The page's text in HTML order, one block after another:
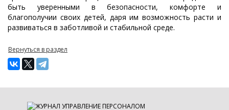
быть уверенными в безопасности, комфорте и
благополучии своих детей, даря им возможность расти и
развиваться в заботливой и стабильной среде.
Вернуться в раздел